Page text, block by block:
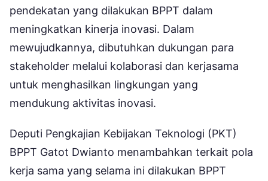
pendekatan yang dilakukan BPPT dalam
meningkatkan kinerja inovasi. Dalam
mewujudkannya, dibutuhkan dukungan para
stakeholder melalui kolaborasi dan kerjasama
untuk menghasilkan lingkungan yang
mendukung aktivitas inovasi.
Deputi Pengkajian Kebijakan Teknologi (PKT)
BPPT Gatot Dwianto menambahkan terkait pola
kerja sama yang selama ini dilakukan BPPT